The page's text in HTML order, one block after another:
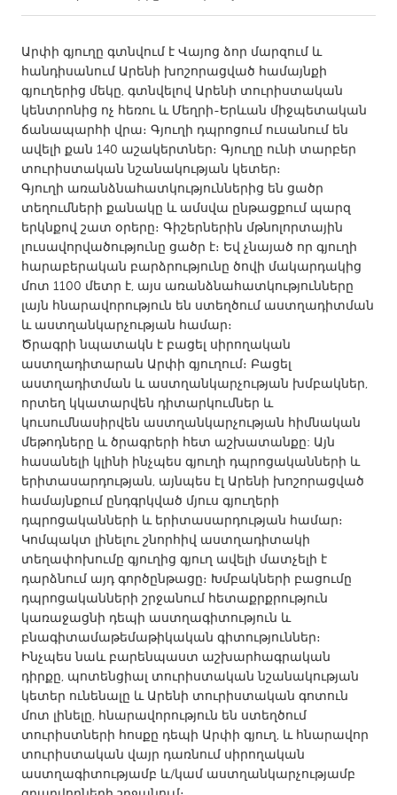
Amherstburg
Kingston
Kitchener-Waterloo
New Glasgow
Newmarket
Ottawa
South Shore
Toronto
MALAYSIA
Kuala Lumpur
NETHERLANDS
Leiden
Rotterdam
Utrecht
QATAR
Qatar
SINGAPORE
Singapore
UNITED KINGDOM
Glasgow
UNITED STATES
Ann Arbor, MI
Austin, TX
Baltimore, MD
Boston, MA
Burlingame-San Mateo, CA
Cass Clay
Chicago, IL
Cleveland, OH
Detroit, MI
Durham, NC
Արփի գյուղը գտնվում է Վայոց ձոր մարզում և
հանդիսանում Արենի խոշորացված համայնքի
գյուղերից մեկը, գտնվելով Արենի տուրիստական
կենտրոնից ոչ հեռու և Մեղրի-Երևան միջպետական
ճանապարհի վրա։ Գյուղի դպրոցում ուսանում են
ավելի քան 140 աշակերտներ։ Գյուղը ունի տարբեր
տուրիստական նշանակության կետեր։
Գյուղի առանձնահատկություններից են ցածր
տեղումների քանակը և ամսվա ընթացքում պարզ
երկնքով շատ օրերը։ Գիշերներին մթնոլորտային
լուսավորվածությունը ցածր է։ Եվ չնայած որ գյուղի
հարաբերական բարձրությունը ծովի մակարդակից
մոտ 1100 մետր է, այս առանձնահատկությունները
լայն հնարավորություն են ստեղծում աստղադիտման
և աստղանկարչության համար։
Ծրագրի նպատակն է բացել սիրողական
աստղադիտարան Արփի գյուղում։ Բացել
աստղադիտման և աստղանկարչության խմբակներ,
որտեղ կկատարվեն դիտարկումներ և
կուսումնասիրվեն աստղանկարչության հիմնական
մեթոդները և ծրագրերի հետ աշխատանքը: Այն
հասանելի կլինի ինչպես գյուղի դպրոցականների և
երիտասարդության, այնպես էլ Արենի խոշորացված
համայնքում ընդգրկված մյուս գյուղերի
դպրոցականների և երիտասարդության համար։
Կոմպակտ լինելու շնորհիվ աստղադիտակի
տեղափոխումը գյուղից գյուղ ավելի մատչելի է
դարձնում այդ գործընթացը։ Խմբակների բացումը
դպրոցականների շրջանում հետաքրքրություն
կառաջացնի դեպի աստղագիտություն և
բնագիտամաթեմաթիկական գիտություններ։
Ինչպես նաև բարենպաստ աշխարհագրական
դիրքը, պոտենցիալ տուրիստական նշանակության
կետեր ունենալը և Արենի տուրիստական գոտուն
մոտ լինելը, հնարավորություն են ստեղծում
տուրիստների հոսքը դեպի Արփի գյուղ, և հնարավոր
տուրիստական վայր դառնում սիրողական
աստղագիտությամբ և/կամ աստղանկարչությամբ